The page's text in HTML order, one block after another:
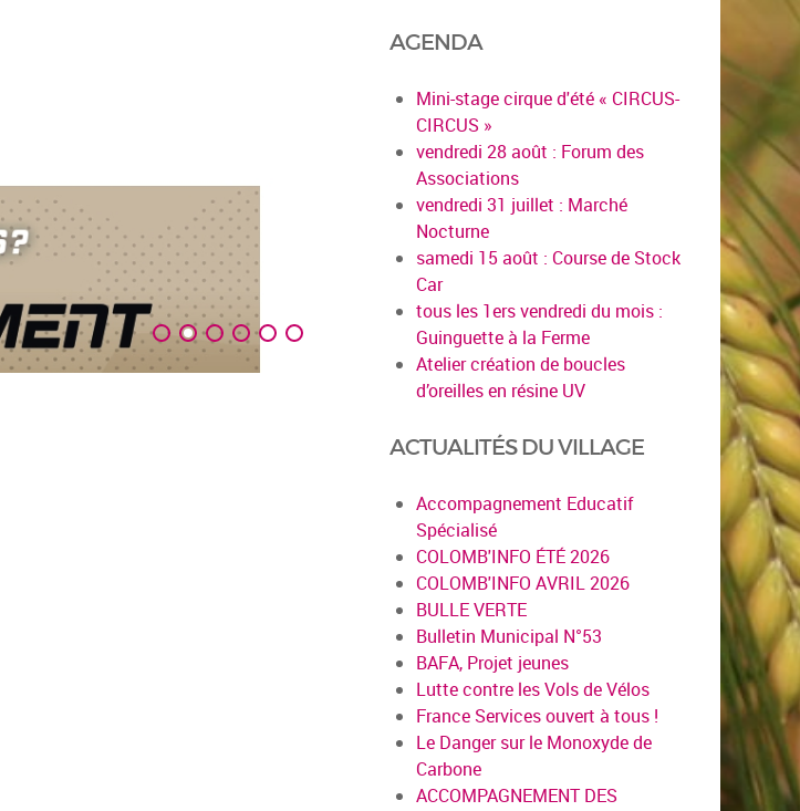
en savoir
AGENDA
Mini-stage cirque d'été « CIRCUS-
CIRCUS »
vendredi 28 août : Forum des
Associations
vendredi 31 juillet : Marché
Nocturne
samedi 15 août : Course de Stock
Car
tous les 1ers vendredi du mois :
Guinguette à la Ferme
Atelier création de boucles
d’oreilles en résine UV
ACTUALITÉS DU VILLAGE
Accompagnement Educatif
Spécialisé
COLOMB'INFO ÉTÉ 2026
COLOMB'INFO AVRIL 2026
BULLE VERTE
Bulletin Municipal N°53
BAFA, Projet jeunes
Lutte contre les Vols de Vélos
France Services ouvert à tous !
Le Danger sur le Monoxyde de
Carbone
ACCOMPAGNEMENT DES